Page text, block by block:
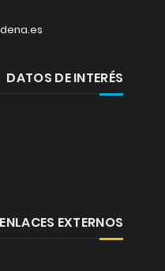
DATOS DE INTERÉS
ENLACES EXTERNOS